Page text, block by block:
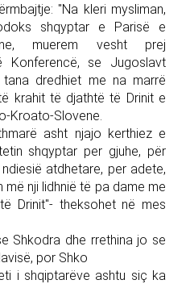
"Na kleri mysliman,
shqyptar e Parisë e
muerem vesht prej
Konferencë, se Jugoslavt
dredhiet me na marrë
krahit të djathtë të Drinit e
Kroato-Slovene.
asht njajo kerthiez e
shqyptar per gjuhe, për
atdhetare, per adete,
nji lidhnië të pa dame me
Drinit"- theksohet në mes
Shkodra dhe rrethina jo se
por Shko
i shqiptarëve ashtu siç ka